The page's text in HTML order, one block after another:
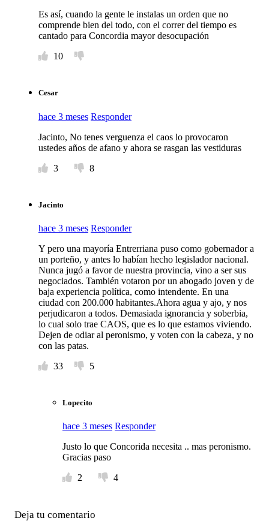
Es así, cuando la gente le instalas un orden que no
comprende bien del todo, con el correr del tiempo es
cantado para Concordia mayor desocupación
10
Cesar
hace 3 meses Responder
Jacinto, No tenes verguenza el caos lo provocaron
ustedes años de afano y ahora se rasgan las vestiduras
3
8
Jacinto
hace 3 meses Responder
Y pero una mayoría Entrerriana puso como gobernador a
un porteño, y antes lo habían hecho legislador nacional.
Nunca jugó a favor de nuestra provincia, vino a ser sus
negociados. También votaron por un abogado joven y de
baja experiencia política, como intendente. En una
ciudad con 200.000 habitantes.Ahora agua y ajo, y nos
perjudicaron a todos. Demasiada ignorancia y soberbia,
lo cual solo trae CAOS, que es lo que estamos viviendo.
Dejen de odiar al peronismo, y voten con la cabeza, y no
con las patas.
33
5
Lopecito
hace 3 meses Responder
Justo lo que Concorida necesita .. mas peronismo.
Gracias paso
2
4
Deja tu comentario